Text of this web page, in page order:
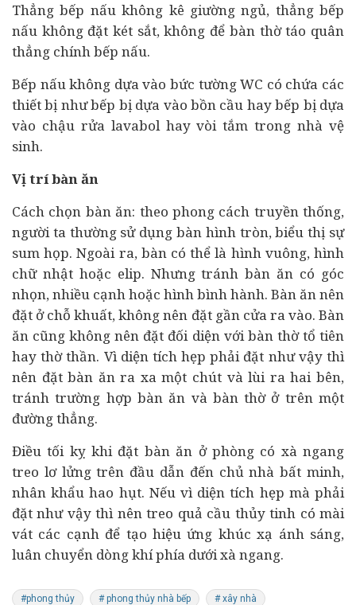
Thẳng bếp nấu không kê giường ngủ, thẳng bếp
nấu không đặt két sắt, không để bàn thờ táo quân
thẳng chính bếp nấu.
Bếp nấu không dựa vào bức tường WC có chứa các
thiết bị như bếp bị dựa vào bồn cầu hay bếp bị dựa
vào chậu rửa lavabol hay vòi tắm trong nhà vệ
sinh.
Vị trí bàn ăn
Cách chọn bàn ăn: theo phong cách truyền thống,
người ta thường sử dụng bàn hình tròn, biểu thị sự
sum họp. Ngoài ra, bàn có thể là hình vuông, hình
chữ nhật hoặc elip. Nhưng tránh bàn ăn có góc
nhọn, nhiều cạnh hoặc hình bình hành. Bàn ăn nên
đặt ở chỗ khuất, không nên đặt gần cửa ra vào. Bàn
ăn cũng không nên đặt đối diện với bàn thờ tổ tiên
hay thờ thần. Vì diện tích hẹp phải đặt như vậy thì
nên đặt bàn ăn ra xa một chút và lùi ra hai bên,
tránh trường hợp bàn ăn và bàn thờ ở trên một
đường thẳng.
Điều tối kỵ khi đặt bàn ăn ở phòng có xà ngang
treo lơ lửng trên đầu dẫn đến chủ nhà bất minh,
nhân khẩu hao hụt. Nếu vì diện tích hẹp mà phải
đặt như vậy thì nên treo quả cầu thủy tinh có mài
vát các cạnh để tạo hiệu ứng khúc xạ ánh sáng,
luân chuyển dòng khí phía dưới xà ngang.
#phong thủy # phong thủy nhà bếp # xây nhà